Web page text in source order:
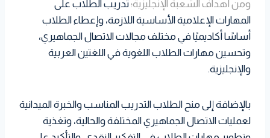
ومن أهداف الشعبة الإنجليزية؛تدريب الطلاب على
المهارات الإعلامية الأساسية اللازمة، وإعطاء الطلاب
أساسًا أكاديميًا في مختلف مجالات الاتصال الجماهيري،
وتحسين مهارات الطلاب اللغوية في اللغتين العربية
والإنجليزية.
بالإضافة إلى منح الطلاب التدريب المناسب والخبرة الميدانية
لعمليات الاتصال الجماهيري المختلفة والحالية، وتغذية